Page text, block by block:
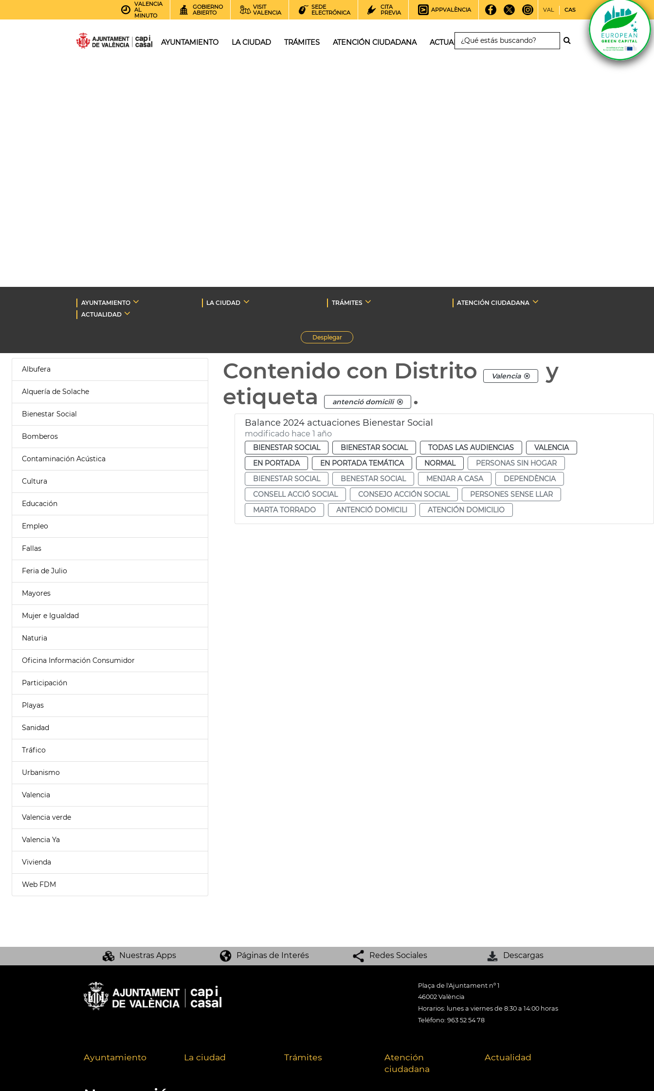
VALENCIA
AL
MINUTO
GOBIERNO
ABIERTO
VISIT
VALENCIA
SEDE
ELECTRÓNICA
CITA
PREVIA
APPVALÈNCIA VAL CAS
AYUNTAMIENTO LA CIUDAD TRÁMITES ATENCIÓN CIUDADANA ACTUALIDAD
AYUNTAMIENTO LA CIUDAD TRÁMITES
ATENCIÓN CIUDADANA
ACTUALIDAD
Desplegar
Albufera
Alquería de Solache
Bienestar Social
Bomberos
Contaminación Acústica
Cultura
Educación
Empleo
Fallas
Feria de Julio
Mayores
Mujer e Igualdad
Naturia
Oficina Información Consumidor
Participación
Playas
Sanidad
Tráfico
Urbanismo
Valencia
Valencia verde
Valencia Ya
Vivienda
Web FDM
Contenido con Distrito Valencia
y
etiqueta
antenció domicili .
Balance 2024 actuaciones Bienestar Social
modificado hace 1 año
BIENESTAR SOCIAL BIENESTAR SOCIAL TODAS LAS AUDIENCIAS
VALENCIA
EN PORTADA
EN PORTADA TEMÁTICA NORMAL
PERSONAS SIN HOGAR
BIENESTAR SOCIAL
BENESTAR SOCIAL MENJAR A CASA
DEPENDÈNCIA
CONSELL ACCIÓ SOCIAL
CONSEJO ACCIÓN SOCIAL
PERSONES SENSE LLAR
MARTA TORRADO
ANTENCIÓ DOMICILI ATENCIÓN DOMICILIO
Nuestras Apps Páginas de Interés Redes Sociales Descargas
Plaça de l'Ajuntament nº 1
46002 València
Horarios: lunes a viernes de 8:30 a 14:00 horas
Teléfono: 963 52 54 78
Ayuntamiento La ciudad Trámites
Atención
ciudadana
Actualidad